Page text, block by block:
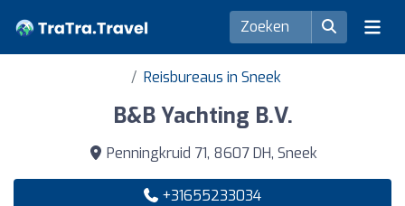
Reisbureaus in Sneek
B&B Yachting B.V.
Penningkruid 71, 8607 DH, Sneek
+31655233034